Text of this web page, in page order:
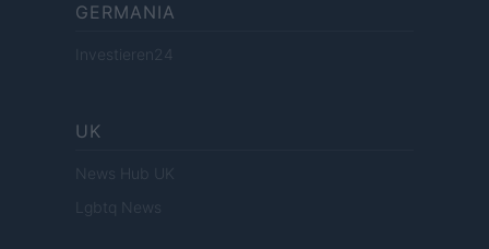
GERMANIA
Investieren24
UK
News Hub UK
Lgbtq News